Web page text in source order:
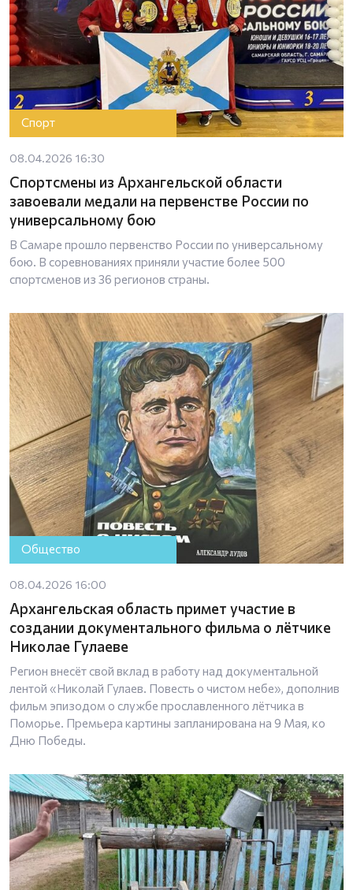
Спорт
08.04.2026 16:30
Спортсмены из Архангельской области
завоевали медали на первенстве России по
универсальному бою
В Самаре прошло первенство России по универсальному
бою. В соревнованиях приняли участие более 500
спортсменов из 36 регионов страны.
Общество
08.04.2026 16:00
Архангельская область примет участие в
создании документального фильма о лётчике
Николае Гулаеве
Регион внесёт свой вклад в работу над документальной
лентой «Николай Гулаев. Повесть о чистом небе», дополнив
фильм эпизодом о службе прославленного лётчика в
Поморье. Премьера картины запланирована на 9 Мая, ко
Дню Победы.